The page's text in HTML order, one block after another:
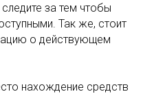
за тем чтобы
Так же, стоит
о действующем
нахождение средств